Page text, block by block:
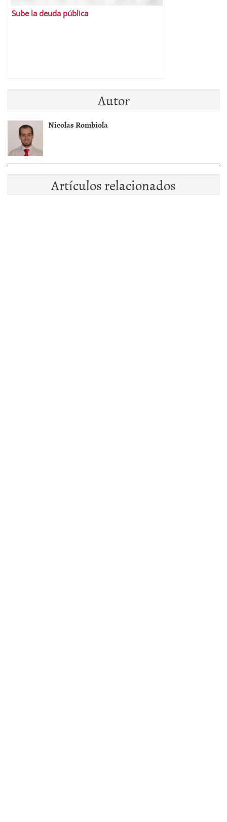
Sube la deuda pública
Autor
Nicolas Rombiola
Artículos relacionados